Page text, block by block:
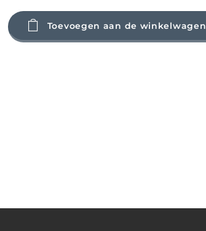
Toevoegen aan de winkelwagen